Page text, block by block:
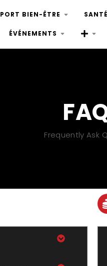
BIEN-ÊTRE SANTÉ
ÉVÉNEMENTS
Frequently Ask